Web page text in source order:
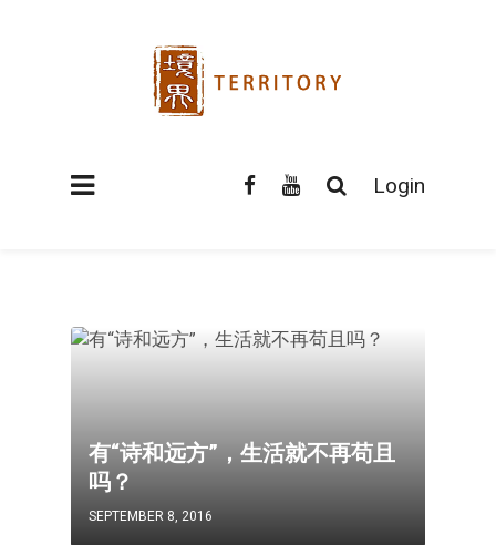
Login
有“诗和远方”，生活就不再苟且
吗？
SEPTEMBER 8, 2016